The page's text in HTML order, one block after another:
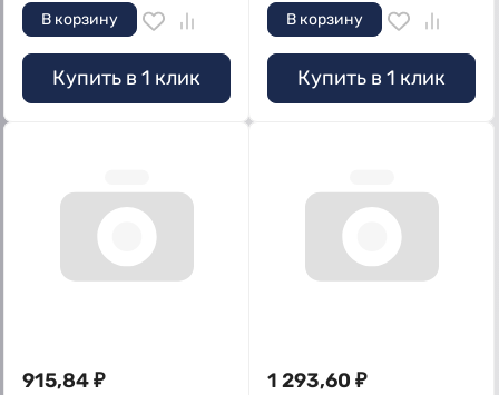
В корзину
Купить в 1 клик
В корзину
Купить в 1 клик
915,84₽ 1 293,60 ₽